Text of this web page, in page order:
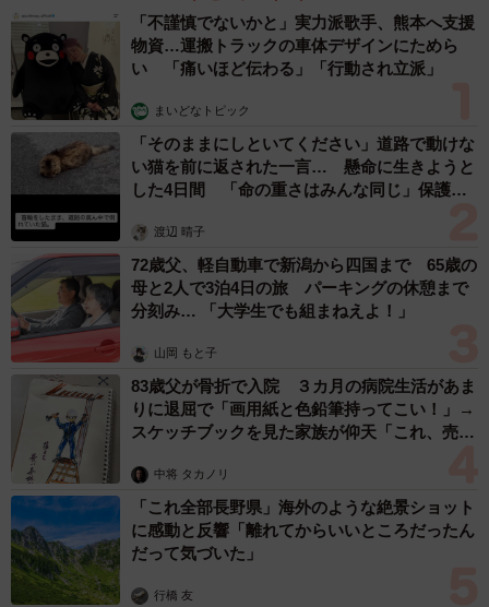
「不謹慎でないかと」実力派歌手、熊本へ支援
物資…運搬トラックの車体デザインにためら
い 「痛いほど伝わる」「行動され立派」
まいどなトピック
「そのままにしといてください」道路で動けな
い猫を前に返された一言… 懸命に生きようと
した4日間 「命の重さはみんな同じ」保護団
渡辺 晴子
72歳父、軽自動車で新潟から四国まで 65歳の
母と2人で3泊4日の旅 パーキングの休憩まで
分刻み… 「大学生でも組まねえよ！」
山岡 もと子
83歳父が骨折で入院 ３カ月の病院生活があま
りに退屈で「画用紙と色鉛筆持ってこい！」→
スケッチブックを見た家族が仰天「これ、売れ
中将 タカノリ
「これ全部長野県」海外のような絶景ショット
に感動と反響「離れてからいいところだったん
だって気づいた」
行橋 友